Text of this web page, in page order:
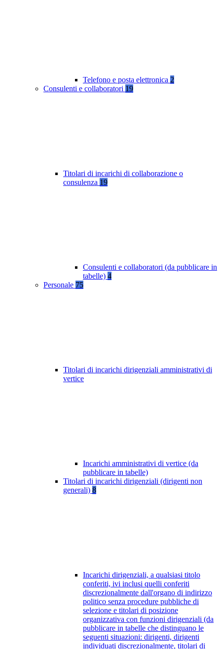
Telefono e posta elettronica 2
Consulenti e collaboratori 19
Titolari di incarichi di collaborazione o
consulenza 19
Consulenti e collaboratori (da pubblicare in
tabelle) 4
Personale 75
Titolari di incarichi dirigenziali amministrativi di
vertice
Incarichi amministrativi di vertice (da
pubblicare in tabelle)
Titolari di incarichi dirigenziali (dirigenti non
generali) 8
Incarichi dirigenziali, a qualsiasi titolo
conferiti, ivi inclusi quelli conferiti
discrezionalmente dall'organo di indirizzo
politico senza procedure pubbliche di
selezione e titolari di posizione
organizzativa con funzioni dirigenziali (da
pubblicare in tabelle che distinguano le
seguenti situazioni: dirigenti, dirigenti
individuati discrezionalmente, titolari di